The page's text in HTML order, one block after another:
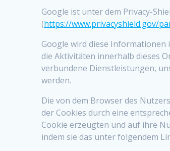
Google ist unter dem Privacy-
(https://www.privacyshield.gov/
Google wird diese
die Aktivitäten innerhalb dieses
verbundene Dienstleistungen,
werden.
Die von dem Browser des
der Cookies durch eine
Cookie erzeugten und auf ihre
indem sie das unter folgendem